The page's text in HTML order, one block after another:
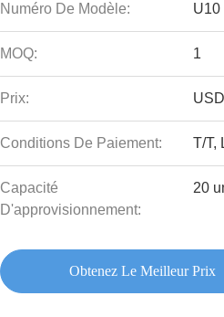
Numéro De Modèle: U10
MOQ: 1
Prix:
Conditions De Paiement: T/T,
Capacité
D'approvisionnement:
20
Obtenez Le Meilleur Prix